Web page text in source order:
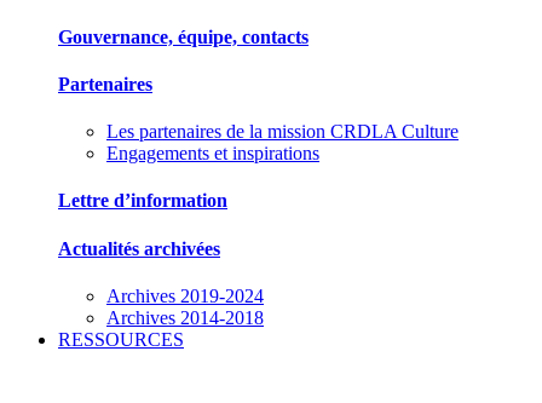
Gouvernance, équipe, contacts
Partenaires
Les partenaires de la mission CRDLA Culture
Engagements et inspirations
Lettre d’information
Actualités archivées
Archives 2019-2024
Archives 2014-2018
RESSOURCES